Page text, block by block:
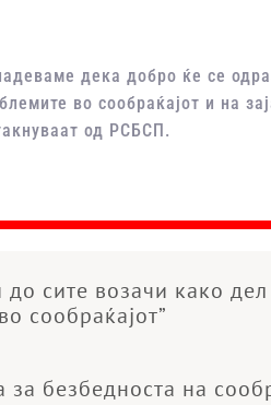
дека добро ќе се
во сообраќајот и на
од РСБСП.
до сите возачи како
сообраќајот”
за безбедноста на